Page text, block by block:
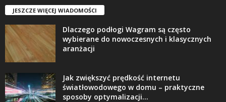
JESZCZE WIĘCEJ WIADOMOŚCI
Dlaczego podłogi Wagram są często
wybierane do nowoczesnych i klasycznych
aranżacji
Jak zwiększyć prędkość internetu
światłowodowego w domu – praktyczne
sposoby optymalizacji...